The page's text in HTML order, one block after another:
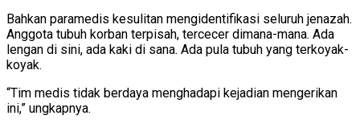
Bahkan paramedis kesulitan mengidentifikasi seluruh jenazah.
Anggota tubuh korban terpisah, tercecer dimana-mana. Ada
lengan di sini, ada kaki di sana. Ada pula tubuh yang terkoyak-
koyak.
“Tim medis tidak berdaya menghadapi kejadian mengerikan
ini,” ungkapnya.